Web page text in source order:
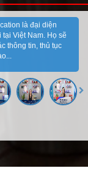
là đại diện
Việt Nam. Họ sẽ
thông tin, thủ tục